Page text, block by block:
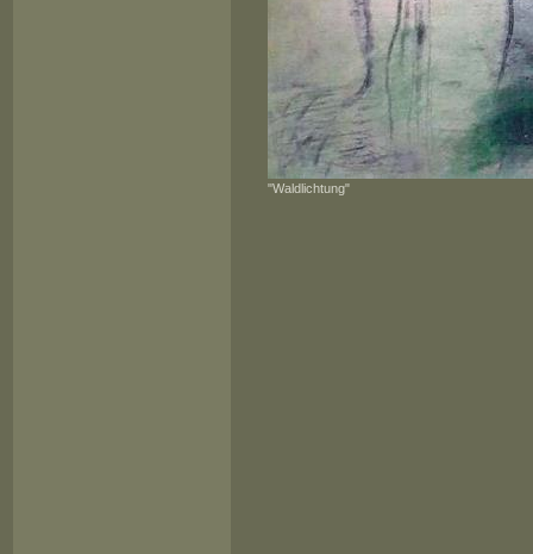
"Waldlichtung"